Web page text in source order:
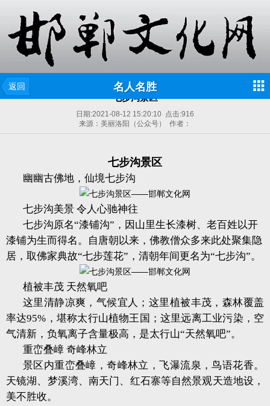
返回 名人名胜
七步沟景区
日期:2021-08-12 15:20:10 点击:916
来源：美丽洛阳（公众号） 作者：
七步沟景区
幽幽古佛地，仙境七步沟
七步沟美景 令人心驰神往
七步沟原名“漆铺沟”，因山里生长漆树、老百姓以开
漆铺为生而得名。自唐朝以来，佛教僧众多来此处聚集隐
居，取佛家典故“七步莲花”，清朝年间更名为“七步沟”。
植被丰茂 天然氧吧
这里清静凉爽，气候宜人；这里植被丰茂，森林覆盖
率达95%，堪称太行山植物王国；这里远离工业污染，空
气清新，负氧离子含量极高，是太行山“天然氧吧”。
重峦叠嶂 奇峰林立
景区内重峦叠嶂，奇峰林立，飞瀑流泉，鸟语花香。
天镜湖、梦溪湾、南天门、红石寨等自然景观天造地设，
美不胜收。